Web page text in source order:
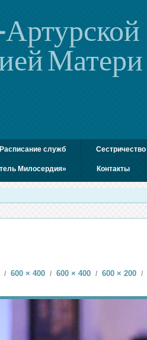
Матери
Расписание служб Сестричество
Милосердия» Контакты
/ 600 × 400 / 600 × 400 / 600 × 200 /